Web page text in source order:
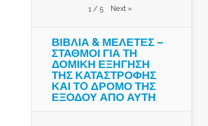
1 / 5 Next »
ΒΙΒΛΙΑ & ΜΕΛΕΤΕΣ –
ΣΤΑΘΜΟΙ ΓΙΑ ΤΗ
ΔΟΜΙΚΗ ΕΞΗΓΗΣΗ
ΤΗΣ ΚΑΤΑΣΤΡΟΦΗΣ
ΚΑΙ ΤO ΔΡΟΜΟ ΤΗΣ
ΕΞΟΔΟΥ ΑΠΟ ΑΥΤΗ